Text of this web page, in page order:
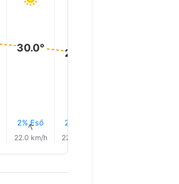
30.0°
2% Eső
↑
22.0 km/h
29.0°
2% Eső
22.0 km/h